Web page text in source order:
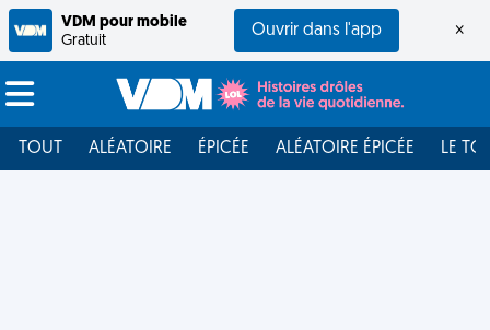
VDM pour mobile
Gratuit
Ouvrir dans l'app ×
TOUT ALÉATOIRE ÉPICÉE ALÉATOIRE ÉPICÉE LE